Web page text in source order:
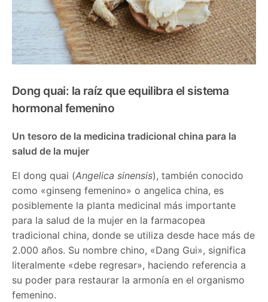
Dong quai: la raíz que equilibra el sistema
hormonal femenino
Un tesoro de la medicina tradicional china para la
salud de la mujer
El dong quai (Angelica sinensis), también conocido
como «ginseng femenino» o angelica china, es
posiblemente la planta medicinal más importante
para la salud de la mujer en la farmacopea
tradicional china, donde se utiliza desde hace más de
2.000 años. Su nombre chino, «Dang Gui», significa
literalmente «debe regresar», haciendo referencia a
su poder para restaurar la armonía en el organismo
femenino.